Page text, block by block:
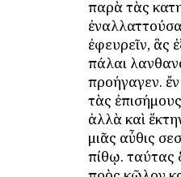
παρὰ τὰς
ἐφευρεῖν, ἃς
πάλαι
προήγαγεν. ἔν
τὰς
ἀλλὰ καὶ
μιᾶς αὖθις
πίθῳ. ταύτας